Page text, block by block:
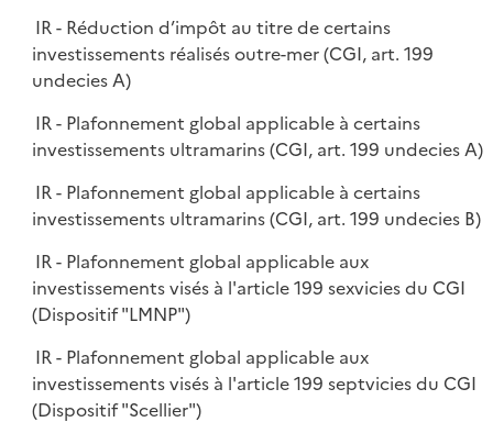
IR - Réduction d’impôt au titre de certains
investissements réalisés outre-mer (CGI, art. 199
undecies A)
IR - Plafonnement global applicable à certains
investissements ultramarins (CGI, art. 199 undecies A)
IR - Plafonnement global applicable à certains
investissements ultramarins (CGI, art. 199 undecies B)
IR - Plafonnement global applicable aux
investissements visés à l'article 199 sexvicies du CGI
(Dispositif "LMNP")
IR - Plafonnement global applicable aux
investissements visés à l'article 199 septvicies du CGI
(Dispositif "Scellier")